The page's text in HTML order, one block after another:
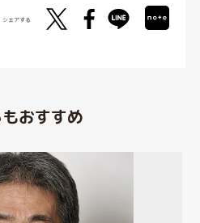
シェアする
おすすめ